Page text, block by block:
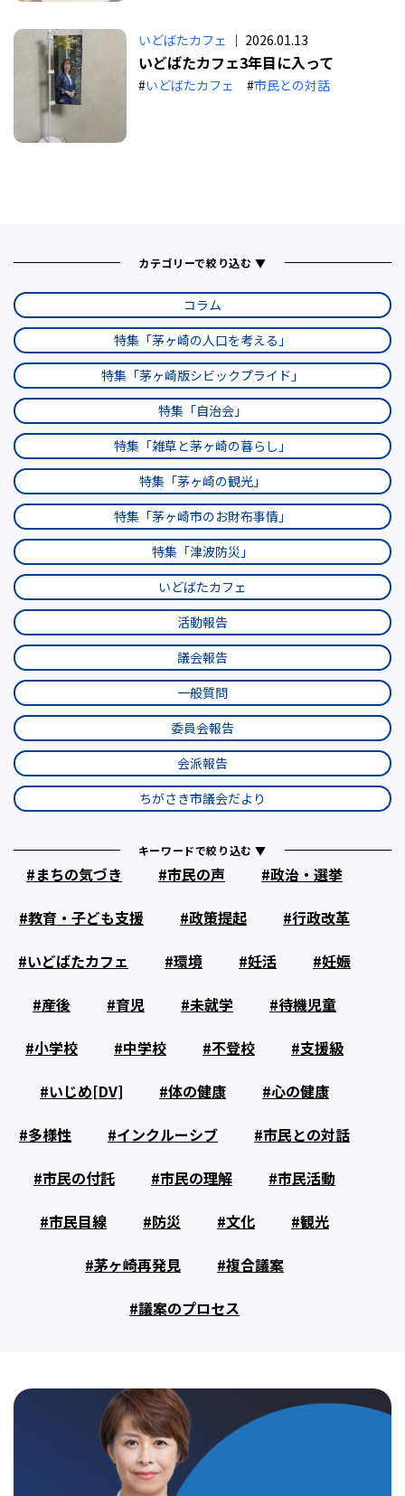
いどばたカフェ ｜ 2026.01.13
いどばたカフェ3年目に入って
#いどばたカフェ #市民との対話
カテゴリーで絞り込む ▼
コラム
特集「茅ヶ崎の人口を考える」
特集「茅ヶ崎版シビックプライド」
特集「自治会」
特集「雑草と茅ヶ崎の暮らし」
特集「茅ヶ崎の観光」
特集「茅ヶ崎市のお財布事情」
特集「津波防災」
いどばたカフェ
活動報告
議会報告
一般質問
委員会報告
会派報告
ちがさき市議会だより
キーワードで絞り込む ▼
まちの気づき 市民の声
政治・選挙
教育・子ども支援
政策提起
行政改革
いどばたカフェ
環境 妊活
妊娠
産後
育児 未就学
待機児童
小学校
中学校 不登校
支援級
いじめ[DV]
体の健康
心の健康
多様性
インクルーシブ
市民との対話
市民の付託
市民の理解
市民活動
市民目線
防災 文化
観光
茅ヶ崎再発見
複合議案
議案のプロセス